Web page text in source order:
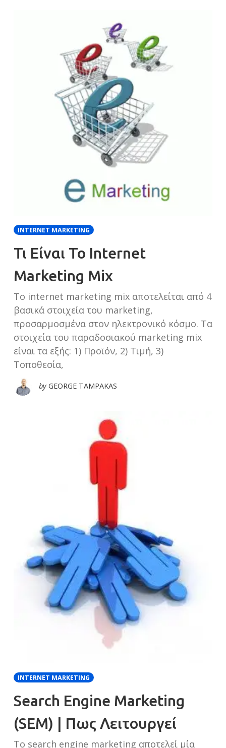
INTERNET MARKETING
Τι Είναι Το Internet
Marketing Mix
Το internet marketing mix αποτελείται από 4
βασικά στοιχεία του marketing,
προσαρμοσμένα στον ηλεκτρονικό κόσμο. Τα
στοιχεία του παραδοσιακού marketing mix
είναι τα εξής: 1) Προϊόν, 2) Τιμή, 3)
Τοποθεσία,
by GEORGE TAMPAKAS
INTERNET MARKETING
Search Engine Marketing
(SEM) | Πως Λειτουργεί
Το search engine marketing αποτελεί μία